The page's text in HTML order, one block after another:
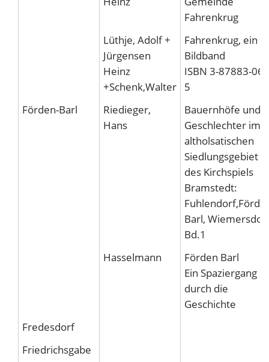
Fahrenkrug
Lüthje, Adolf +
Jürgensen
Heinz
+Schenk,Walter
Fahrenkrug, ein
Bildband
ISBN 3-87883-
5
Förden-Barl
Riedieger,
Hans
Bauernhöfe und
Geschlechter im
altholsatischen
Siedlungsgebiet
des Kirchspiels
Bramstedt:
Barl,
Bd.1
Hasselmann
Förden Barl
Ein Spaziergang
durch die
Geschichte
Fredesdorf
Friedrichsgabe